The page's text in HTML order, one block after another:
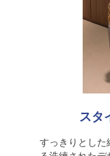
スタ
すっきりとした